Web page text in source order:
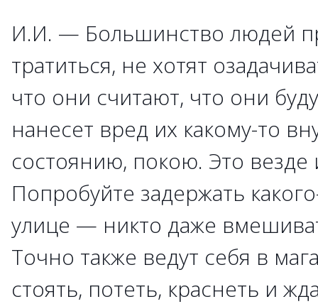
И.И. — Большинство людей
тратиться, не хотят
что они считают, что они
нанесет вред их какому-то
состоянию, покою. Это везде
Попробуйте задержать
улице — никто даже
Точно также ведут себя в
стоять, потеть, краснеть и